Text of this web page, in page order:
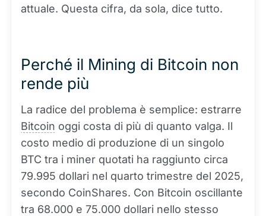
attuale. Questa cifra, da sola, dice tutto.
Perché il Mining di Bitcoin non
rende più
La radice del problema è semplice: estrarre
Bitcoin oggi costa di più di quanto valga. Il
costo medio di produzione di un singolo
BTC tra i miner quotati ha raggiunto circa
79.995 dollari nel quarto trimestre del 2025,
secondo CoinShares. Con Bitcoin oscillante
tra 68.000 e 75.000 dollari nello stesso